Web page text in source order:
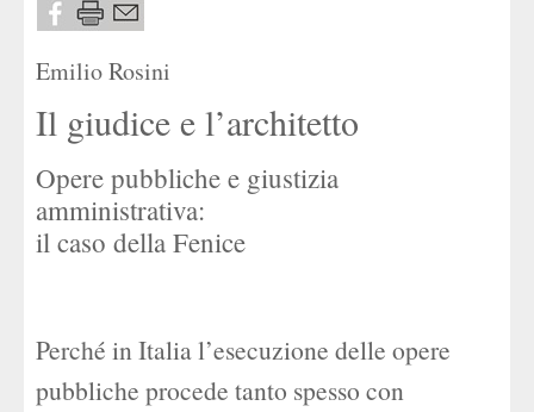
Emilio Rosini
Il giudice e l’architetto
Opere pubbliche e giustizia
amministrativa:
il caso della Fenice
Perché in Italia l’esecuzione delle opere
pubbliche procede tanto spesso con